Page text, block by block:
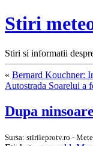
Stiri
Stiri si informatii
« Bernard Kouchner:
Autostrada Soarelui a
Dupa
Sursa: stirileprotv.ro -